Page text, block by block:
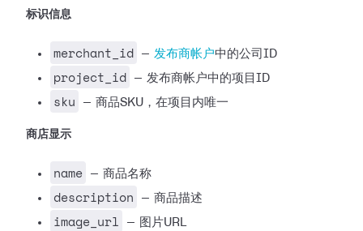
标识信息
merchant_id — 发布商帐户中的公司ID
project_id — 发布商帐户中的项目ID
sku — 商品SKU，在项目内唯一
商店显示
name — 商品名称
description — 商品描述
image_url — 图片URL